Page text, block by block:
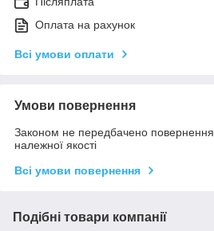
Оплата на рахунок
Всі умови оплати
Умови повернення
Законом не передбачено повернення
належної якості
Всі умови повернення
Подібні товари компанії